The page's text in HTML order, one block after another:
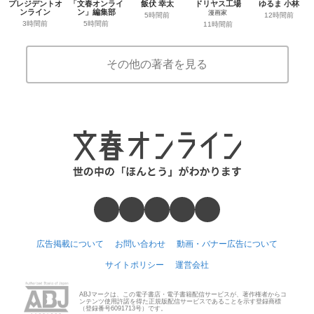
プレジデントオ
ンライン
3時間前
「文春オンライ
ン」編集部
5時間前
飯伏 幸太
5時間前
ドリヤス工場
漫画家
11時間前
ゆるま 小林
12時間前
その他の著者を見る
広告掲載について お問い合わせ 動画・バナー広告について
サイトポリシー 運営会社
ABJマークは、この電子書店・電子書籍配信サービスが、著作権者からコ
ンテンツ使用許諾を得た正規版配信サービスであることを示す登録商標
（登録番号6091713号）です。